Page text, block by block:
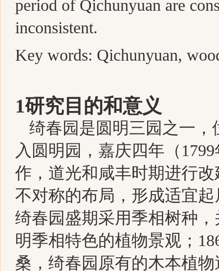
period of Qichunyuan are
inconsistent.
Key words: Qichunyuan,
1研究目的和意义
绮春园是圆明三园之一
入圆明园，嘉庆四年（ 1799
作，道光和咸丰时期进行
不对称的布局，形成适宜
绮春园盛期采用季相树种
明季相特色的植物景观； 1
桑，绮春园原有的木本植